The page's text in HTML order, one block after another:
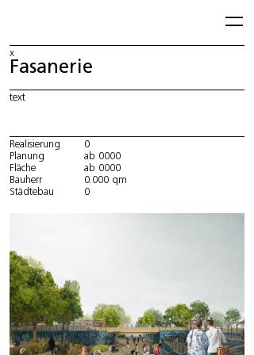
x
Fasanerie
text
Realisierung
Planung
Fläche
Bauherr
Städtebau
0
ab 0000
ab 0000
0.000 qm
0